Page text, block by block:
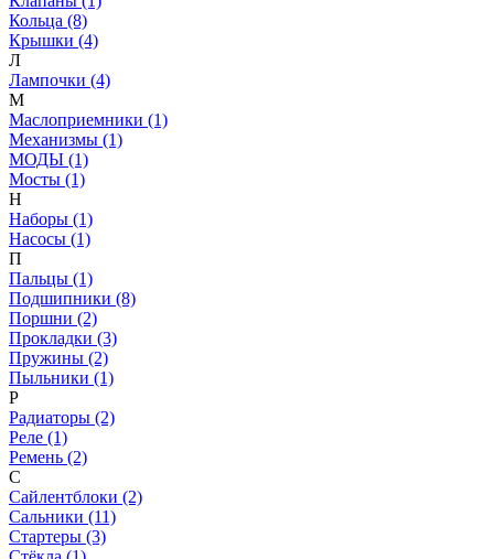
Кольца (8)
Крышки (4)
Л
Лампочки (4)
М
Маслоприемники (1)
Механизмы (1)
МОДЫ (1)
Мосты (1)
Н
Наборы (1)
Насосы (1)
П
Пальцы (1)
Подшипники (8)
Поршни (2)
Прокладки (3)
Пружины (2)
Пыльники (1)
Р
Радиаторы (2)
Реле (1)
Ремень (2)
С
Сайлентблоки (2)
Сальники (11)
Стартеры (3)